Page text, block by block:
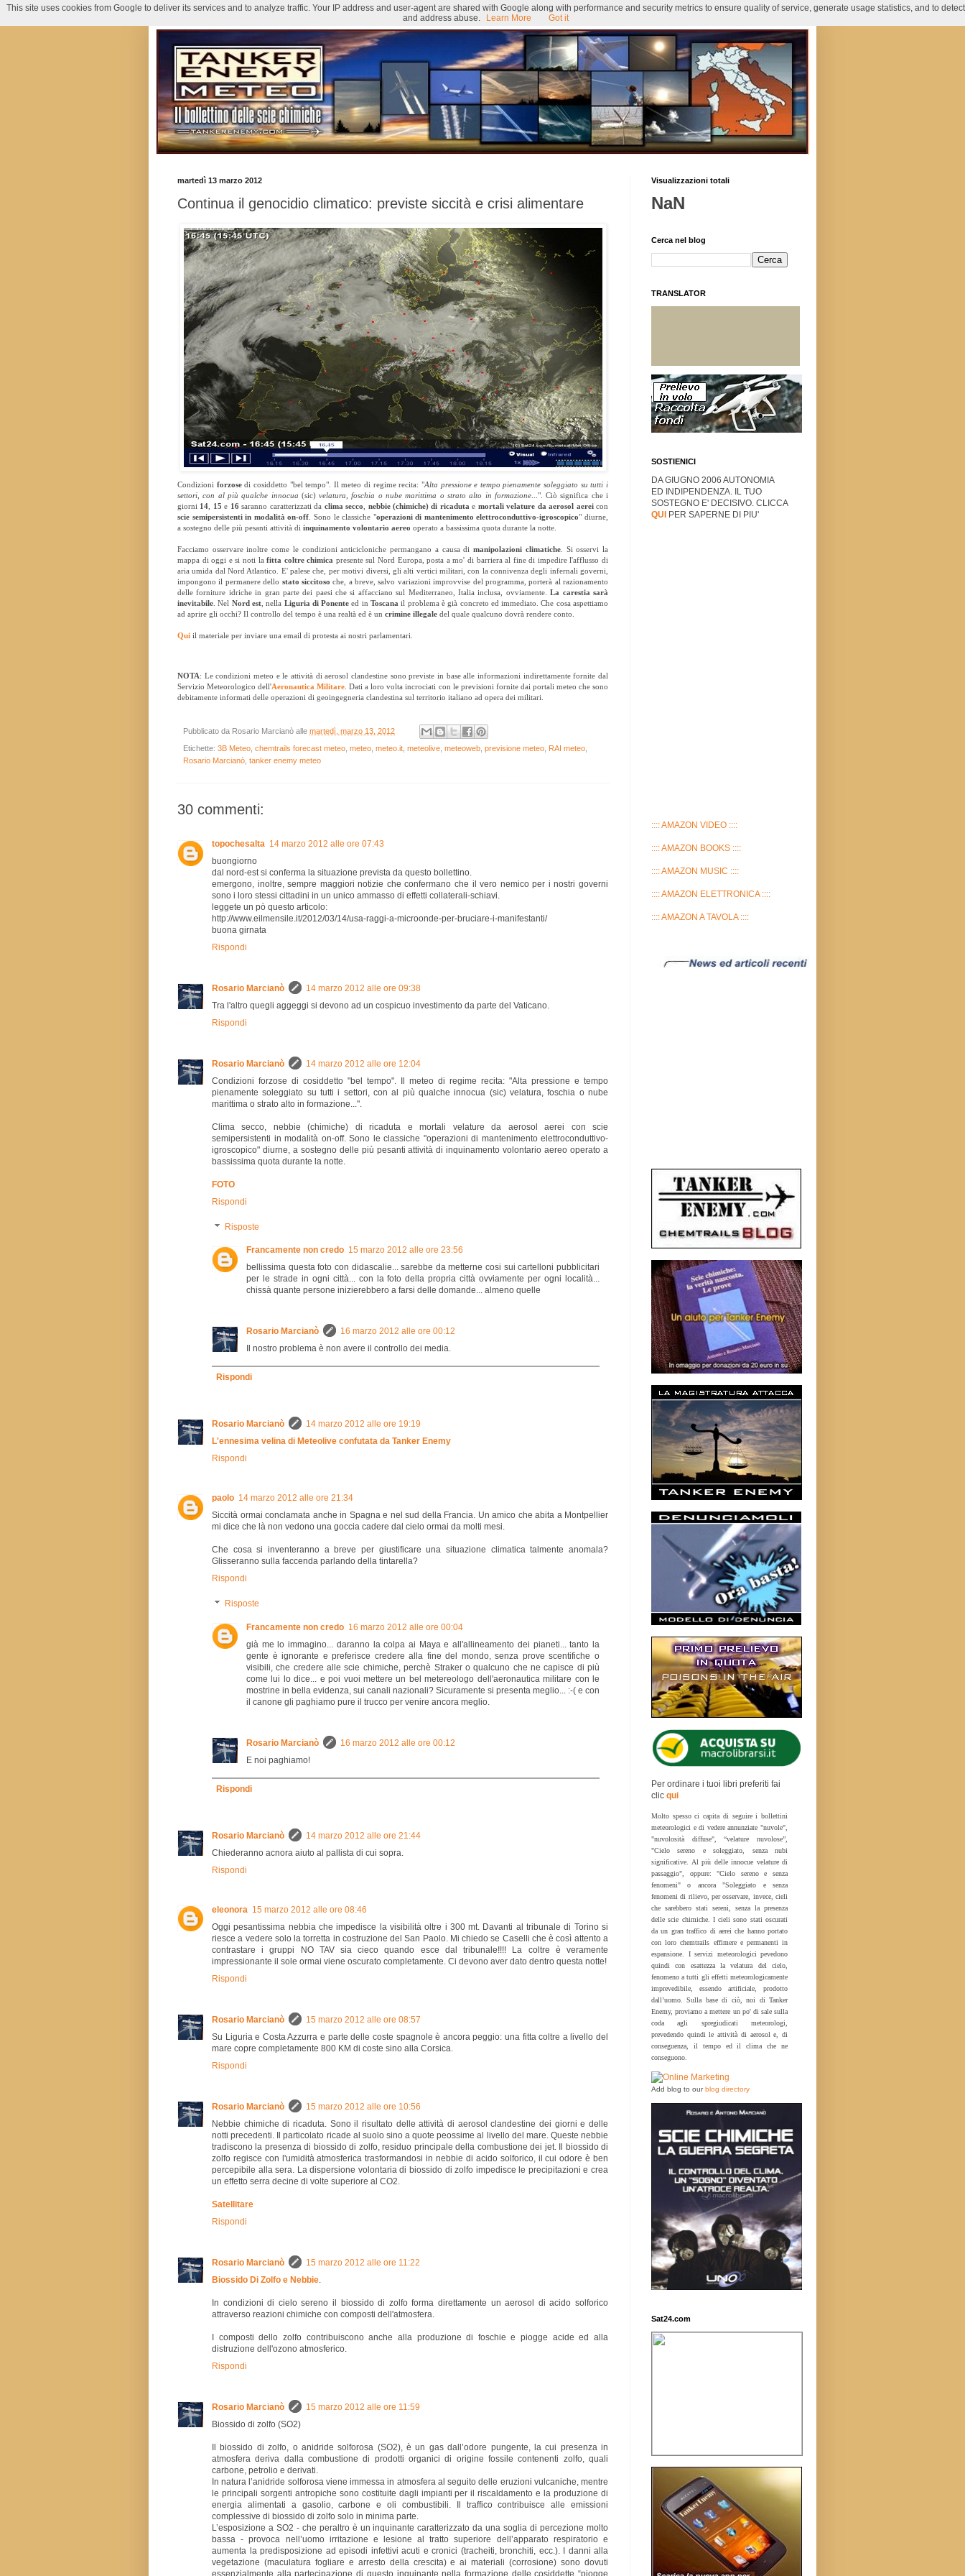
martedì 13 marzo 2012
Continua il genocidio climatico: previste siccità e crisi alimentare
Condizioni forzosedi cosiddetto "bel tempo". Il meteo di regime recita: "Alta pressione e tempo pienamente soleggiato su tutti i
settori, con al più qualche innocua (sic)velatura, foschia o nube marittima o strato alto in formazione...". Ciò significa che i
giorni 14, 15e 16saranno caratterizzati da clima secco, nebbie (chimiche) di ricadutae mortali velature da aerosol aereicon
scie semipersistenti in modalità on-off. Sono le classiche "operazioni di mantenimento elettroconduttivo-igroscopico" diurne,
a sostegno delle più pesanti attività di inquinamento volontario aereo operato a bassissima quota durante la notte.
Facciamo osservare inoltre come le condizioni anticicloniche permangano a causa dimanipolazioni climatiche. Si osservi la
mappa di oggi e si noti lafitta coltre chimica presente sul Nord Europa, posta a mo' di barriera al fine di impedire l'afflusso di
aria umida dal Nord Atlantico. E' palese che, per motivi diversi, gli alti vertici militari, con la connivenza degli infernali governi,
impongono il permanere dello stato siccitosoche, a breve, salvo variazioni improvvise del programma, porterà al razionamento
delle forniture idriche in gran parte dei paesi che si affacciano sul Mediterraneo, Italia inclusa, ovviamente.La carestia sarà
inevitabile. Nel Nord est, nella Liguria di Ponenteed inToscanail problema è già concreto ed immediato. Che cosa aspettiamo
ad aprire gli occhi? Il controllo del tempo è una realtà ed è un crimine illegale del quale qualcuno dovrà rendere conto.
Qui il materiale per inviare una email di protesta ai nostri parlamentari.
NOTA: Le condizioni meteo e le attività di aerosol clandestine sono previste in base alle informazioni indirettamente fornite dal
Servizio Meteorologico dell'Aeronautica Militare . Dati a loro volta incrociati con le previsioni fornite dai portali meteo che sono
debitamente informati delle operazioni di geoingegneria clandestina sul territorio italiano ad opera dei militari.
Pubblicato da Rosario Marcianò alle martedì, marzo 13, 2012
Etichette: 3B Meteo chemtrails forecast meteo meteo meteo.it meteolive meteoweb previsione meteo RAI meteo
Rosario Marcianò tanker enemy meteo
30 commenti:
topochesalta 14 marzo 2012 alle ore 07:43
buongiorno
dal nord-est si conferma la situazione prevista da questo bollettino.
emergono, inoltre, sempre maggiori notizie che confermano che il vero nemico per i nostri governi
sono i loro stessi cittadini in un unico ammasso di effetti collaterali-schiavi.
leggete un pò questo articolo:
http://www.eilmensile.it/2012/03/14/usa-raggi-a-microonde-per-bruciare-i-manifestanti/
buona girnata
Rispondi
Rosario Marcianò
14 marzo 2012 alle ore 09:38
Tra l'altro quegli aggeggi si devono ad un cospicuo investimento da parte del Vaticano.
Rispondi
Rosario Marcianò
14 marzo 2012 alle ore 12:04
Condizioni forzose di cosiddetto "bel tempo". Il meteo di regime recita: "Alta pressione e tempo
pienamente soleggiato su tutti i settori, con al più qualche innocua (sic) velatura, foschia o nube
marittima o strato alto in formazione...".
Clima secco, nebbie (chimiche) di ricaduta e mortali velature da aerosol aerei con scie
semipersistenti in modalità on-off. Sono le classiche "operazioni di mantenimento elettroconduttivo-
igroscopico" diurne, a sostegno delle più pesanti attività di inquinamento volontario aereo operato a
bassissima quota durante la notte.
FOTO
Rispondi
Risposte
Francamente non credo 15 marzo 2012 alle ore 23:56
bellissima questa foto con didascalie... sarebbe da metterne cosi sui cartelloni pubblicitari
per le strade in ogni città... con la foto della propria città ovviamente per ogni località...
chissà quante persone inizierebbero a farsi delle domande... almeno quelle
Rosario Marcianò
16 marzo 2012 alle ore 00:12
Il nostro problema è non avere il controllo dei media.
Rispondi
Rosario Marcianò
14 marzo 2012 alle ore 19:19
L'ennesima velina di Meteolive confutata da Tanker Enemy
Rispondi
paolo 14 marzo 2012 alle ore 21:34
Siccità ormai conclamata anche in Spagna e nel sud della Francia. Un amico che abita a Montpellier
mi dice che là non vedono una goccia cadere dal cielo ormai da molti mesi.
Che cosa si inventeranno a breve per giustificare una situazione climatica talmente anomala?
Glisseranno sulla faccenda parlando della tintarella?
Rispondi
Risposte
Francamente non credo 16 marzo 2012 alle ore 00:04
già me lo immagino... daranno la colpa ai Maya e all'allineamento dei pianeti... tanto la
gente è ignorante e preferisce credere alla fine del mondo, senza prove scentifiche o
visibili, che credere alle scie chimiche, perchè Straker o qualcuno che ne capisce di più
come lui lo dice... e poi vuoi mettere un bel metereologo dell'aeronautica militare con le
mostrine in bella evidenza, sui canali nazionali? Sicuramente si presenta meglio... :-( e con
il canone gli paghiamo pure il trucco per venire ancora meglio.
Rosario Marcianò
16 marzo 2012 alle ore 00:12
E noi paghiamo!
Rispondi
Rosario Marcianò
14 marzo 2012 alle ore 21:44
Chiederanno acnora aiuto al pallista di cui sopra.
Rispondi
eleonora 15 marzo 2012 alle ore 08:46
Oggi pesantissima nebbia che impedisce la visibilità oltre i 300 mt. Davanti al tribunale di Torino si
riesce a vedere solo la torretta in costruzione del San Paolo. Mi chiedo se Caselli che è così attento a
contrastare i gruppi NO TAV sia cieco quando esce dal tribunale!!!! La coltre è veramente
impressionante il sole ormai viene oscurato completamente. Ci devono aver dato dentro questa notte!
Rispondi
Rosario Marcianò
15 marzo 2012 alle ore 08:57
Su Liguria e Costa Azzurra e parte delle coste spagnole è ancora peggio: una fitta coltre a livello del
mare copre completamente 800 KM di coste sino alla Corsica.
Rispondi
Rosario Marcianò
15 marzo 2012 alle ore 10:56
Nebbie chimiche di ricaduta. Sono il risultato delle attività di aerosol clandestine dei giorni e delle
notti precedenti. Il particolato ricade al suolo sino a quote peossime al livello del mare. Queste nebbie
tradiscono la presenza di biossido di zolfo, residuo principale della combustione dei jet. Il biossido di
zolfo regisce con l'umidità atmosferica trasformandosi in nebbie di acido solforico, il cui odore è ben
percepibile alla sera. La dispersione volontaria di biossido di zolfo impedisce le precipitazioni e crea
un effetto serra decine di volte superiore al CO2.
Satellitare
Rispondi
Rosario Marcianò
15 marzo 2012 alle ore 11:22
Biossido Di Zolfo e Nebbie
In condizioni di cielo sereno il biossido di zolfo forma direttamente un aerosol di acido solforico
attraverso reazioni chimiche con composti dell'atmosfera.
I composti dello zolfo contribuiscono anche alla produzione di foschie e piogge acide ed alla
distruzione dell'ozono atmosferico.
Rispondi
Rosario Marcianò
15 marzo 2012 alle ore 11:59
Biossido di zolfo (SO2)
Il biossido di zolfo, o anidride solforosa (SO2), è un gas dall’odore pungente, la cui presenza in
atmosfera deriva dalla combustione di prodotti organici di origine fossile contenenti zolfo, quali
carbone, petrolio e derivati.
In natura l’anidride solforosa viene immessa in atmosfera al seguito delle eruzioni vulcaniche, mentre
le principali sorgenti antropiche sono costituite dagli impianti per il riscaldamento e la produzione di
energia alimentati a gasolio, carbone e oli combustibili. Il traffico contribuisce alle emissioni
complessive di biossido di zolfo solo in minima parte.
L’esposizione a SO2 - che peraltro è un inquinante caratterizzato da una soglia di percezione molto
bassa - provoca nell’uomo irritazione e lesione al tratto superiore dell’apparato respiratorio e
aumenta la predisposizione ad episodi infettivi acuti e cronici (tracheiti, bronchiti, ecc.). I danni alla
vegetazione (maculatura fogliare e arresto della crescita) e ai materiali (corrosione) sono dovuti
essenzialmente alla partecipazione di questo inquinante nella formazione delle cosiddette “piogge
Visualizzazioni totali
NaN
Cerca nel blog
TRANSLATOR
SOSTIENICI
DA GIUGNO 2006 AUTONOMIA
ED INDIPENDENZA. IL TUO
SOSTEGNO E' DECISIVO. CLICCA
QUI
PER SAPERNE DI PIU'
:::: AMAZON VIDEO ::::
:::: AMAZON BOOKS ::::
:::: AMAZON MUSIC ::::
:::: AMAZON ELETTRONICA ::::
:::: AMAZON A TAVOLA ::::
Per ordinare i tuoi libri preferiti fai
clic qui
Molto spesso ci capita di seguire i bollettini
meteorologici e di vedere annunziate "nuvole",
"nuvolosità diffuse", “velature nuvolose”,
"Cielo sereno e soleggiato, senza nubi
significative. Al più delle innocue velature di
passaggio", oppure: "Cielo sereno e senza
fenomeni" o ancora "Soleggiato e senza
fenomeni di rilievo, per osservare, invece, cieli
che sarebbero stati sereni, senza la presenza
delle scie chimiche. I cieli sono stati oscurati
da un gran traffico di aerei che hanno portato
con loro chemtrails effimere e permanenti in
espansione. I servizi meteorologici pevedono
quindi con esattezza la velatura del cielo,
fenomeno a tutti gli effetti meteorologicamente
imprevedibile, essendo artificiale, prodotto
dall’uomo. Sulla base di ciò, noi di Tanker
Enemy, proviamo a mettere un po' di sale sulla
coda agli spregiudicati meteorologi,
prevedendo quindi le attività di aerosol e, di
conseguenza, il tempo ed il clima che ne
conseguono.
Add blog to ourblog directory
Sat24.com
This site uses cookies from Google to deliver its services and to analyze traffic. Your IP address and user-agent are shared with Google along with performance and security metrics to ensure quality of service, generate usage statistics, and to detect
and address abuse.
Learn More Got it